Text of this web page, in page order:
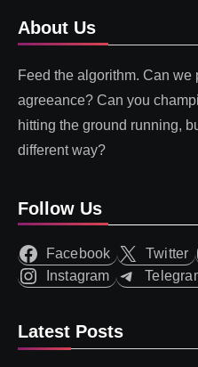
About Us
Feed the algorithm. Can
agreeance? Can you
hitting the ground running,
different way?
Follow Us
Facebook Twitter
Instagram
Latest Posts